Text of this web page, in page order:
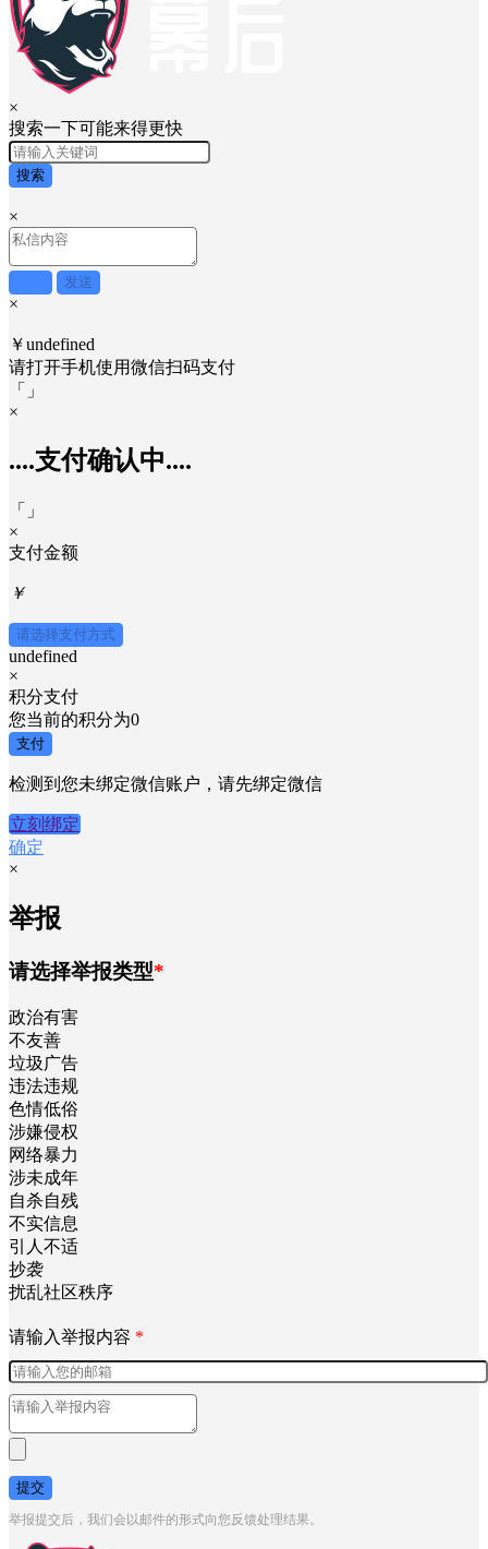
×
搜索一下可能来得更快
搜索
×
发送
×
￥undefined
请打开手机使用微信扫码支付
「
」
×
....支付确认中....
「
」
×
支付金额
￥
请选择支付方式
undefined
×
积分支付
您当前的积分为0
支付
检测到您未绑定微信账户，请先绑定微信
立刻绑定
确定
×
举报
请选择举报类型*
政治有害
不友善
垃圾广告
违法违规
色情低俗
涉嫌侵权
网络暴力
涉未成年
自杀自残
不实信息
引人不适
抄袭
扰乱社区秩序
请输入举报内容 *
提交
举报提交后，我们会以邮件的形式向您反馈处理结果。